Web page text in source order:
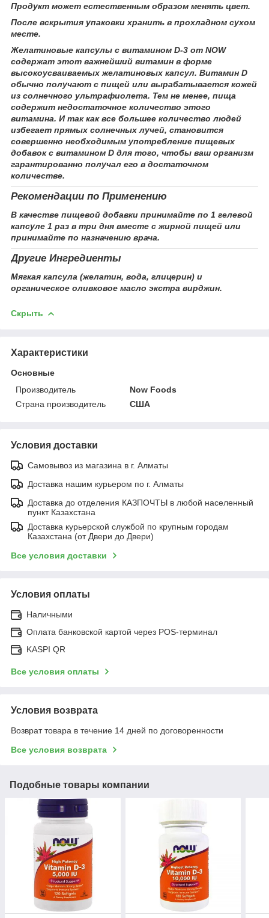
Продукт может естественным образом менять цвет.
После вскрытия упаковки хранить в прохладном сухом
месте.
Желатиновые капсулы с витамином D-3 от NOW
содержат этот важнейший витамин в форме
высокоусваиваемых желатиновых капсул. Витамин D
обычно получают с пищей или вырабатывается кожей
из солнечного ультрафиолета. Тем не менее, пища
содержит недостаточное количество этого
витамина. И так как все большее количество людей
избегает прямых солнечных лучей, становится
совершенно необходимым употребление пищевых
добавок с витамином D для того, чтобы ваш организм
гарантированно получал его в достаточном
количестве.
Рекомендации по Применению
В качестве пищевой добавки принимайте по 1 гелевой
капсуле 1 раз в три дня вместе с жирной пищей или
принимайте по назначению врача.
Другие Ингредиенты
Мягкая капсула (желатин, вода, глицерин) и
органическое оливковое масло экстра вирджин.
Скрыть
Характеристики
Основные
Производитель
Now Foods
Страна производитель
США
Условия доставки
Самовывоз из магазина в г. Алматы
Доставка нашим курьером по г. Алматы
Доставка до отделения КАЗПОЧТЫ в любой населенный
пункт Казахстана
Доставка курьерской службой по крупным городам
Казахстана (от Двери до Двери)
Все условия доставки
Условия оплаты
Наличными
Оплата банковской картой через POS-терминал
KASPI QR
Все условия оплаты
Условия возврата
Возврат товара в течение 14 дней по договоренности
Все условия возврата
Подобные товары компании